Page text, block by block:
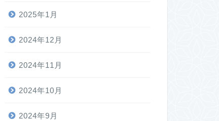
2025年1月
2024年12月
2024年11月
2024年10月
2024年9月